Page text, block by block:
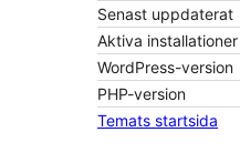
Senast uppdaterat
Aktiva installationer
WordPress-version
PHP-version
Temats startsida